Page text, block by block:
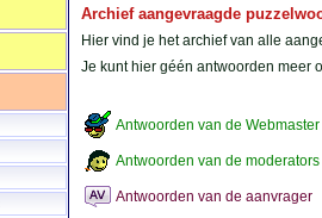
Archief aangevraagde
Hier vind je het archief van alle
Je kunt hier géén antwoorden meer
Antwoorden van de Webmaster
Antwoorden van de moderators
Antwoorden van de aanvrager